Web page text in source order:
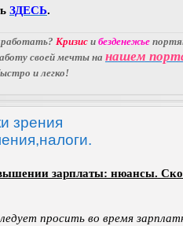
ЗДЕСЬ.
Кризис и безденежье
своей мечты на нашем
и легко!
зрения
зарплаты: нюансы.
просить во время